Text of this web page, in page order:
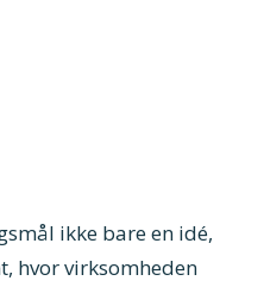
maskiner.
ved skulder,
ikke bare en idé,
hvor virksomheden